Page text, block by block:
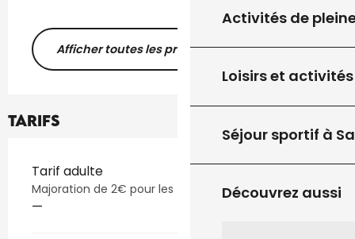
Activités de
Loisirs et activités
Séjour sportif à
Découvrez aussi
Afficher toutes les prestations
Tarifs
Tarifs 2026
Tarif adulte
Majoration de 2€ pour les fims en 3D
—